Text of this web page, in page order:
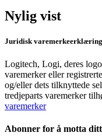
Nylig vist
Juridisk varemerkeerklæring
Logitech, Logi, deres
varemerker eller
og/eller dets tilknyttede
tredjeparts varemerker
varemerker
Abonner for å motta